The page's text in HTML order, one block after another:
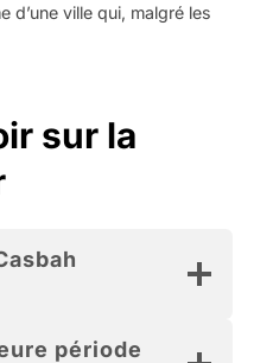
d’une ville qui, malgré les
sur la
période